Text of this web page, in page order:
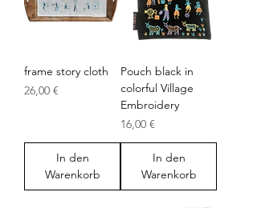
frame story cloth
Preis
26,00 €
In den
Warenkorb
Pouch black in
colorful Village
Embroidery
Preis
16,00 €
In den
Warenkorb